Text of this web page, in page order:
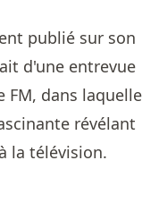
publié sur son
d'une entrevue
FM, dans laquelle
révélant
la télévision.